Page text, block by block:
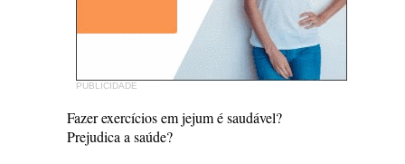
PUBLICIDADE
Fazer exercícios em jejum é saudável?
Prejudica a saúde?